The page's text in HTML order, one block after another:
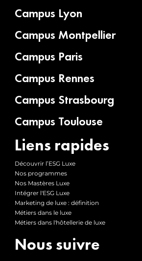
Campus Lyon
Campus Montpellier
Campus Paris
Campus Rennes
Campus Strasbourg
Campus Toulouse
Liens rapides
Découvrir l’ESG Luxe
Nos programmes
Nos Mastères Luxe
Intégrer l'ESG Luxe
Marketing de luxe : définition
Métiers dans le luxe
Métiers dans l'hôtellerie de luxe
Nous suivre